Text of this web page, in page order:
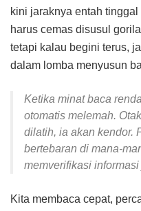
kini jaraknya entah
harus cemas disusul
tetapi kalau begini terus,
dalam lomba menyusun
Ketika minat baca
otomatis melemah.
dilatih, ia akan kendor.
bertebaran di mana-
memverifikasi
Kita membaca cepat,